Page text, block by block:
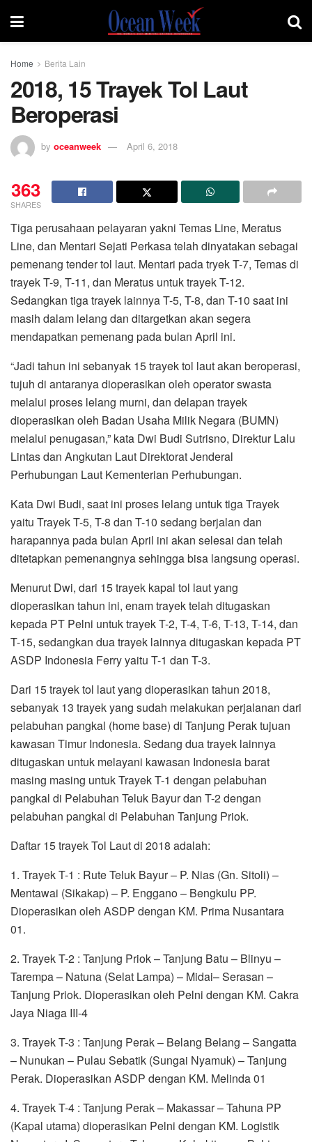
Home Berita Lain
2018, 15 Trayek Tol Laut
Beroperasi
by oceanweek April 6, 2018
363
SHARES
Tiga perusahaan pelayaran yakni Temas Line, Meratus
Line, dan Mentari Sejati Perkasa telah dinyatakan sebagai
pemenang tender tol laut. Mentari pada tryek T-7, Temas di
trayek T-9, T-11, dan Meratus untuk trayek T-12.
Sedangkan tiga trayek lainnya T-5, T-8, dan T-10 saat ini
masih dalam lelang dan ditargetkan akan segera
mendapatkan pemenang pada bulan April ini.
“Jadi tahun ini sebanyak 15 trayek tol laut akan beroperasi,
tujuh di antaranya dioperasikan oleh operator swasta
melalui proses lelang murni, dan delapan trayek
dioperasikan oleh Badan Usaha Milik Negara (BUMN)
melalui penugasan,” kata Dwi Budi Sutrisno, Direktur Lalu
Lintas dan Angkutan Laut Direktorat Jenderal
Perhubungan Laut Kementerian Perhubungan.
Kata Dwi Budi, saat ini proses lelang untuk tiga Trayek
yaitu Trayek T-5, T-8 dan T-10 sedang berjalan dan
harapannya pada bulan April ini akan selesai dan telah
ditetapkan pemenangnya sehingga bisa langsung operasi.
Menurut Dwi, dari 15 trayek kapal tol laut yang
dioperasikan tahun ini, enam trayek telah ditugaskan
kepada PT Pelni untuk trayek T-2, T-4, T-6, T-13, T-14, dan
T-15, sedangkan dua trayek lainnya ditugaskan kepada PT
ASDP Indonesia Ferry yaitu T-1 dan T-3.
Dari 15 trayek tol laut yang dioperasikan tahun 2018,
sebanyak 13 trayek yang sudah melakukan perjalanan dari
pelabuhan pangkal (home base) di Tanjung Perak tujuan
kawasan Timur Indonesia. Sedang dua trayek lainnya
ditugaskan untuk melayani kawasan Indonesia barat
masing masing untuk Trayek T-1 dengan pelabuhan
pangkal di Pelabuhan Teluk Bayur dan T-2 dengan
pelabuhan pangkal di Pelabuhan Tanjung Priok.
Daftar 15 trayek Tol Laut di 2018 adalah:
1. Trayek T-1 : Rute Teluk Bayur – P. Nias (Gn. Sitoli) –
Mentawai (Sikakap) – P. Enggano – Bengkulu PP.
Dioperasikan oleh ASDP dengan KM. Prima Nusantara
01.
2. Trayek T-2 : Tanjung Priok – Tanjung Batu – Blinyu –
Tarempa – Natuna (Selat Lampa) – Midai– Serasan –
Tanjung Priok. Dioperasikan oleh Pelni dengan KM. Cakra
Jaya Niaga III-4
3. Trayek T-3 : Tanjung Perak – Belang Belang – Sangatta
– Nunukan – Pulau Sebatik (Sungai Nyamuk) – Tanjung
Perak. Dioperasikan ASDP dengan KM. Melinda 01
4. Trayek T-4 : Tanjung Perak – Makassar – Tahuna PP
(Kapal utama) dioperasikan Pelni dengan KM. Logistik